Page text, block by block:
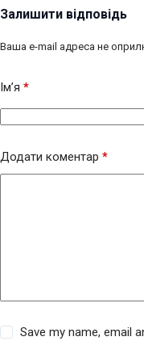
Залишити відповідь
Ваша e-mail адреса не
Ім’я *
Додати коментар *
Save my name, email